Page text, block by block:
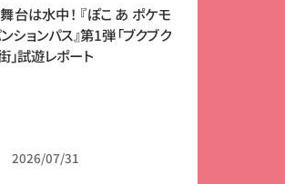
舞台は水中！ 『ぽこ あ ポケモ
ションパス』第1弾「ブクブク
」試遊レポート
2026/07/31